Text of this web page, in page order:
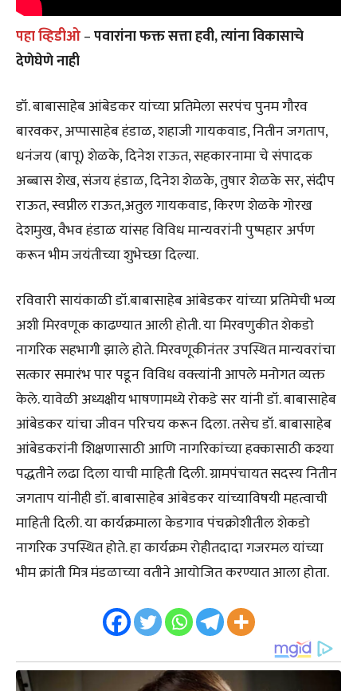
पहा व्हिडीओ–पवारांना फक्त सत्ता हवी, त्यांना विकासाचे
देणेघेणे नाही
डॉ. बाबासाहेब आंबेडकर यांच्या प्रतिमेला सरपंच पुनम गौरव
बारवकर, अप्पासाहेब हंडाळ, शहाजी गायकवाड, नितीन जगताप,
धनंजय (बापू) शेळके, दिनेश राऊत, सहकारनामा चे संपादक
अब्बास शेख, संजय हंडाळ, दिनेश शेळके, तुषार शेळके सर, संदीप
राऊत, स्वप्नील राऊत,अतुल गायकवाड, किरण शेळके गोरख
देशमुख, वैभव हंडाळ यांसह विविध मान्यवरांनी पुष्पहार अर्पण
करून भीम जयंतीच्या शुभेच्छा दिल्या.
रविवारी सायंकाळी डॉ.बाबासाहेब आंबेडकर यांच्या प्रतिमेची भव्य
अशी मिरवणूक काढण्यात आली होती. या मिरवणुकीत शेकडो
नागरिक सहभागी झाले होते. मिरवणूकीनंतर उपस्थित मान्यवरांचा
सत्कार समारंभ पार पडून विविध वक्त्यांनी आपले मनोगत व्यक्त
केले. यावेळी अध्यक्षीय भाषणामध्ये रोकडे सर यांनी डॉ. बाबासाहेब
आंबेडकर यांचा जीवन परिचय करून दिला. तसेच डॉ. बाबासाहेब
आंबेडकरांनी शिक्षणासाठी आणि नागरिकांच्या हक्कासाठी कश्या
पद्धतीने लढा दिला याची माहिती दिली. ग्रामपंचायत सदस्य नितीन
जगताप यांनीही डॉ. बाबासाहेब आंबेडकर यांच्याविषयी महत्वाची
माहिती दिली. या कार्यक्रमाला केडगाव पंचक्रोशीतील शेकडो
नागरिक उपस्थित होते. हा कार्यक्रम रोहीतदादा गजरमल यांच्या
भीम क्रांती मित्र मंडळाच्या वतीने आयोजित करण्यात आला होता.